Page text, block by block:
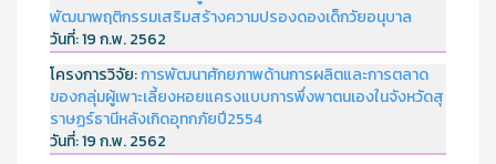
พัฒนาพฤติกรรมเสริมสร้างความปรองดองเด็กวัยอนุบาล
วันที่:19 ก.พ. 2562
โครงการวิจัย:การพัฒนาศักยภาพด้านการผลิตและการตลาด
ของกลุ่มผู้เพาะเลี้ยงหอยแครงแบบการพึ่งพาตนเองในจังหวัดสุ
ราษฏร์ธานีหลังเกิดอุทกภัยปี2554
วันที่:19 ก.พ. 2562